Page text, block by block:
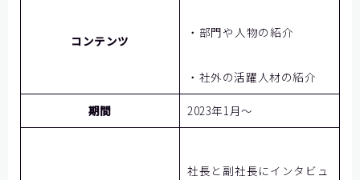
コンテンツ
・部門や人物の紹介
・社外の活躍人材の紹介
期間 2023年1月～
社長と副社長にインタビュ